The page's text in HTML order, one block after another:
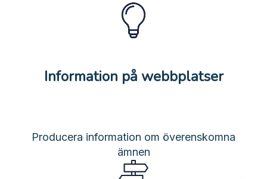
Information på webbplatser
Producera information om överenskomna
ämnen